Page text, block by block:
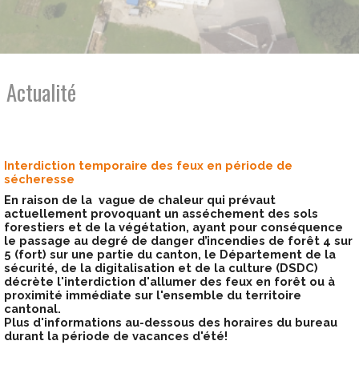
Actualité
Interdiction temporaire des feux en période de
sécheresse
En raison de la vague de chaleur qui prévaut
actuellement provoquant un asséchement des sols
forestiers et de la végétation, ayant pour conséquence
le passage au degré de danger d’incendies de forêt 4 sur
5 (fort) sur une partie du canton, le Département de la
sécurité, de la digitalisation et de la culture (DSDC)
décrète l'interdiction d'allumer des feux en forêt ou à
proximité immédiate sur l'ensemble du territoire
cantonal.
Plus d'informations au-dessous des horaires du bureau
durant la période de vacances d'été!